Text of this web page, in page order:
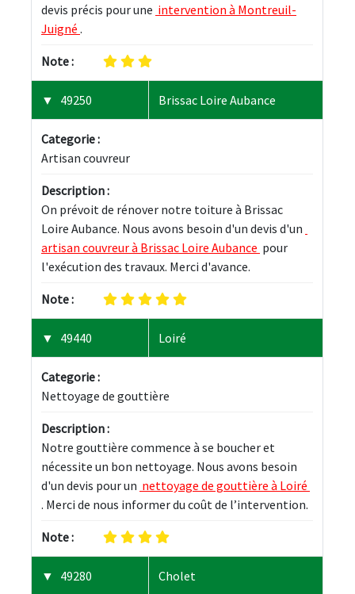
devis précis pour une intervention à Montreuil-
Juigné .
Note :
49250 Brissac Loire Aubance
Categorie :
Artisan couvreur
Description :
On prévoit de rénover notre toiture à Brissac
Loire Aubance. Nous avons besoin d'un devis d'un
artisan couvreur à Brissac Loire Aubance pour
l'exécution des travaux. Merci d'avance.
Note :
49440 Loiré
Categorie :
Nettoyage de gouttière
Description :
Notre gouttière commence à se boucher et
nécessite un bon nettoyage. Nous avons besoin
d'un devis pour un nettoyage de gouttière à Loiré
. Merci de nous informer du coût de l’intervention.
Note :
49280 Cholet